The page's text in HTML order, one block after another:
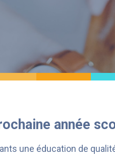
Codes
Procès-
Études
Bilans
culturels
Accès
année
une éducation de